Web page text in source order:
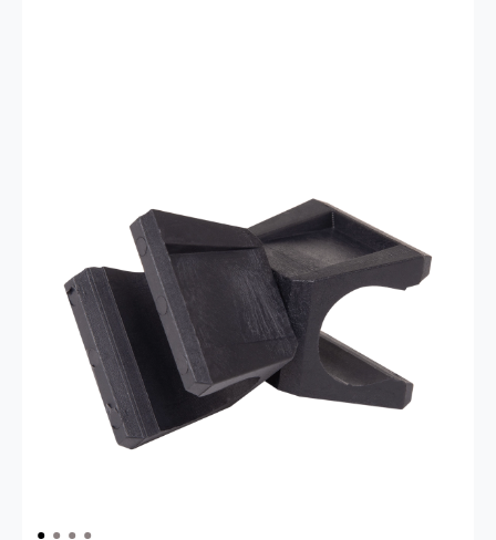
(33%)- сумма всех заказов за 6 месяцев
80.000 рублей
Опт 2 (36%) - сумма всех заказов за 6 месяцев
200.000 рублей.
Опт 1 (38%) -
сумма всех заказов за 6 месяцев -
400.000 рублей.